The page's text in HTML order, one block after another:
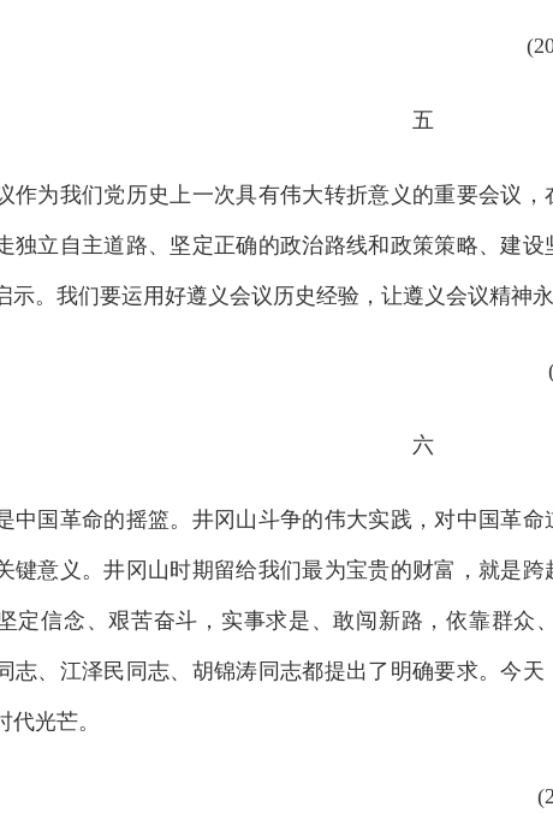
五
为我们党历史上一次具有伟大转折意义的重要会议，
独立自主道路、坚定正确的政治路线和政策策略、建
示。我们要运用好遵义会议历史经验，让遵义会议精神永
六
国革命的摇篮。井冈山斗争的伟大实践，对中国革命
键意义。井冈山时期留给我们最为宝贵的财富，就是
定信念、艰苦奋斗，实事求是、敢闯新路，依靠群众
志、江泽民同志、胡锦涛同志都提出了明确要求。今
代光芒。